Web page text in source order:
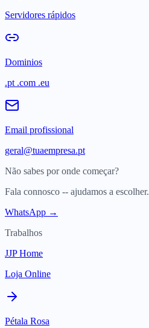
Servidores rápidos
Dominios
.pt .com .eu
Email profissional
geral@tuaempresa.pt
Não sabes por onde começar?
Fala connosco -- ajudamos a escolher.
WhatsApp →
Trabalhos
JJP Home
Loja Online
Pétala Rosa